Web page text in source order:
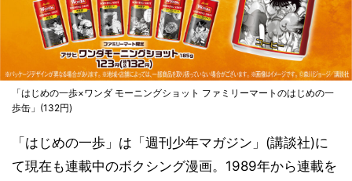
「はじめの一歩×ワンダ モーニングショット ファミリーマートのはじめの一
歩缶」(132円)
「はじめの一歩」は「週刊少年マガジン」(講談社)に
て現在も連載中のボクシング漫画。1989年から連載を